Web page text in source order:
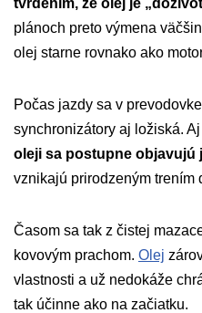
plánoch preto výmena
olej starne rovnako ako
Počas jazdy sa v
synchronizátory aj ložiská.
oleji sa postupne objavujú
vznikajú prirodzeným trením
Časom sa tak z čistej
kovovým prachom. Olej
vlastnosti a už nedokáže
tak účinne ako na začiatku.